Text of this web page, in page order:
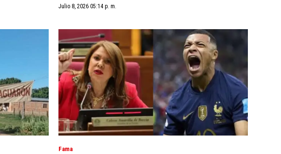
Julio 8, 2026 05:14 p. m.
Fama